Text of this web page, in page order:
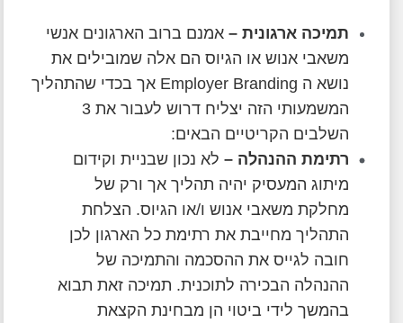
תמיכה ארגונית – אמנם ברוב הארגונים אנשי
משאבי אנוש או הגיוס הם אלה שמובילים את
נושא ה Employer Branding אך בכדי שהתהליך
המשמעותי הזה יצליח דרוש לעבור את 3
השלבים הקריטיים הבאים:
רתימת ההנהלה – לא נכון שבניית וקידום
מיתוג המעסיק יהיה תהליך אך ורק של
מחלקת משאבי אנוש ו/או הגיוס. הצלחת
התהליך מחייבת את רתימת כל הארגון לכן
חובה לגייס את ההסכמה והתמיכה של
ההנהלה הבכירה לתוכנית. תמיכה זאת תבוא
בהמשך לידי ביטוי הן מבחינת הקצאת